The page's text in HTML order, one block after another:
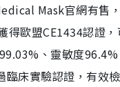
Mask官網有售
得歐盟CE1434認證
、靈敏度
臨床實驗認證，有效